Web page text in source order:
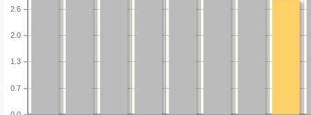
0.7
1.3
2.0
2.6